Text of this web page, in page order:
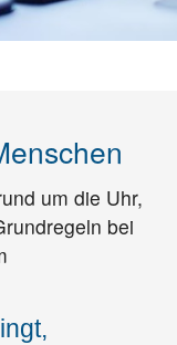
um die Uhr,
bei